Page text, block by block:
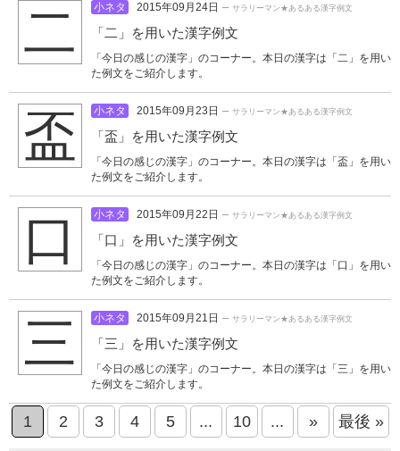
二 小ネタ 2015年09月24日 ー サラリーマン★あるある漢字例文
「二」を用いた漢字例文
「今日の感じの漢字」のコーナー。本日の漢字は「二」を用い
た例文をご紹介します。
盃 小ネタ 2015年09月23日 ー サラリーマン★あるある漢字例文
「盃」を用いた漢字例文
「今日の感じの漢字」のコーナー。本日の漢字は「盃」を用い
た例文をご紹介します。
口 小ネタ 2015年09月22日 ー サラリーマン★あるある漢字例文
「口」を用いた漢字例文
「今日の感じの漢字」のコーナー。本日の漢字は「口」を用い
た例文をご紹介します。
三 小ネタ 2015年09月21日 ー サラリーマン★あるある漢字例文
「三」を用いた漢字例文
「今日の感じの漢字」のコーナー。本日の漢字は「三」を用い
た例文をご紹介します。
1 2 3 4 5 ... 10 ... » 最後 »